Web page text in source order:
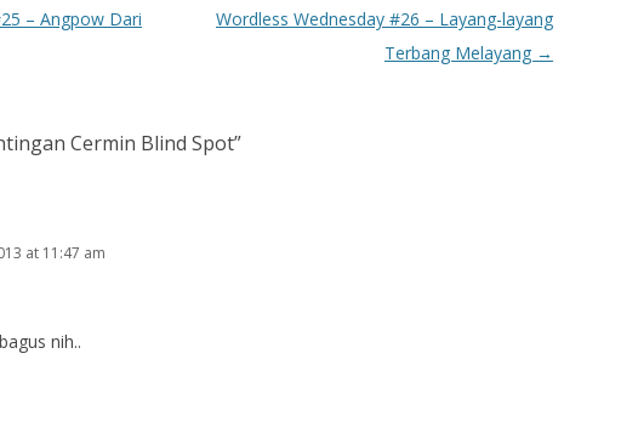
– Angpow Dari
Wordless Wednesday #26 – Layang-layang
Terbang Melayang →
Cermin Blind Spot”
at 11:47 am
nih..